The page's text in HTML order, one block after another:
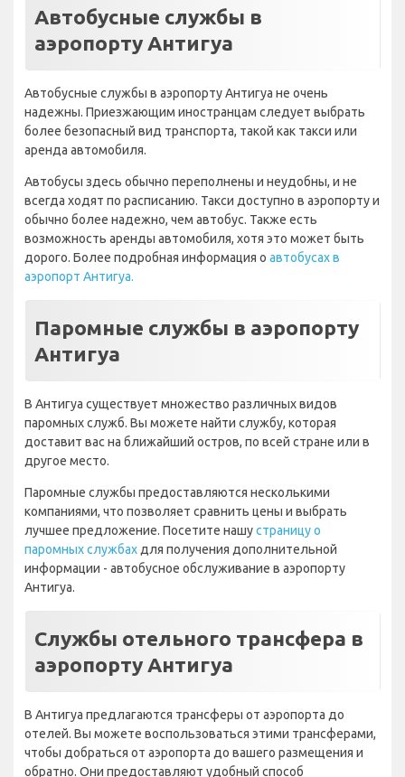
Автобусные службы в
аэропорту Антигуа
Автобусные службы в аэропорту Антигуа не очень
надежны. Приезжающим иностранцам следует выбрать
более безопасный вид транспорта, такой как такси или
аренда автомобиля.
Автобусы здесь обычно переполнены и неудобны, и не
всегда ходят по расписанию. Такси доступно в аэропорту и
обычно более надежно, чем автобус. Также есть
возможность аренды автомобиля, хотя это может быть
дорого. Более подробная информация о автобусах в
аэропорт Антигуа.
Паромные службы в аэропорту
Антигуа
В Антигуа существует множество различных видов
паромных служб. Вы можете найти службу, которая
доставит вас на ближайший остров, по всей стране или в
другое место.
Паромные службы предоставляются несколькими
компаниями, что позволяет сравнить цены и выбрать
лучшее предложение. Посетите нашу страницу о
паромных службахдля получения дополнительной
информации - автобусное обслуживание в аэропорту
Антигуа.
Службы отельного трансфера в
аэропорту Антигуа
В Антигуа предлагаются трансферы от аэропорта до
отелей. Вы можете воспользоваться этими трансферами,
чтобы добраться от аэропорта до вашего размещения и